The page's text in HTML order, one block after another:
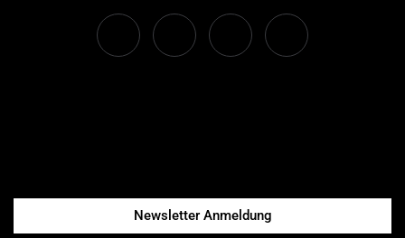
Newsletter Anmeldung